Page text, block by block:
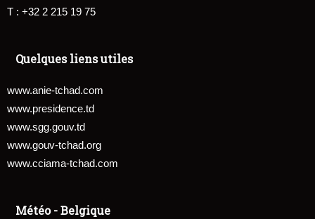
T : +32 2 215 19 75
Quelques liens utiles
www.anie-tchad.com
www.presidence.td
www.sgg.gouv.td
www.gouv-tchad.org
www.cciama-tchad.com
Météo - Belgique